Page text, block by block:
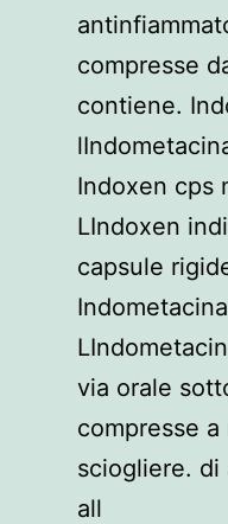
compresse
contiene.
Indoxen cps
LIndoxen
capsule
via orale
compresse
sciogliere.
all